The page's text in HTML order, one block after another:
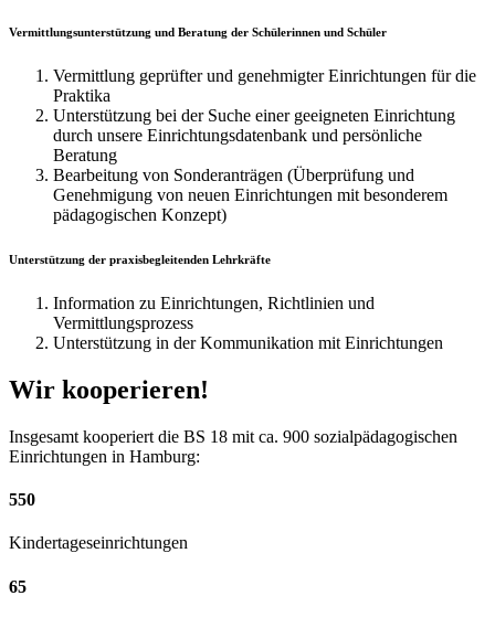
Vermittlungsunterstützung und Beratung der Schülerinnen und Schüler
Vermittlung geprüfter und genehmigter Einrichtungen für die
Praktika
Unterstützung bei der Suche einer geeigneten Einrichtung
durch unsere Einrichtungsdatenbank und persönliche
Beratung
Bearbeitung von Sonderanträgen (Überprüfung und
Genehmigung von neuen Einrichtungen mit besonderem
pädagogischen Konzept)
Unterstützung der praxisbegleitenden Lehrkräfte
Information zu Einrichtungen, Richtlinien und
Vermittlungsprozess
Unterstützung in der Kommunikation mit Einrichtungen
Wir kooperieren!
Insgesamt kooperiert die BS 18 mit ca. 900 sozialpädagogischen
Einrichtungen in Hamburg:
550
Kindertageseinrichtungen
65